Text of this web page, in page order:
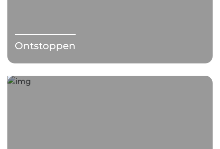
Ontstoppen